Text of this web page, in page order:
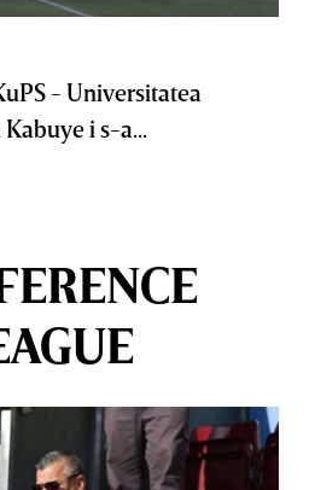
- Universitatea
i s-a...